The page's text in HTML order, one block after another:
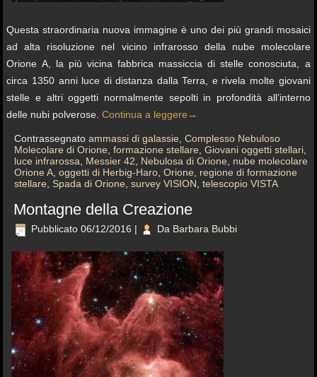
Questa straordinaria nuova immagine è uno dei più grandi mosaici
ad alta risoluzione nel vicino infrarosso della nube molecolare
Orione A, la più vicina fabbrica massiccia di stelle conosciuta, a
circa 1350 anni luce di distanza dalla Terra, e rivela molte giovani
stelle e altri oggetti normalmente sepolti in profondità all’interno
delle nubi polverose.Continua a leggere →
Contrassegnato ammassi di galassie,Complesso Nebuloso
Molecolare di Orione,formazione stellare,Giovani oggetti stellari,
luce infrarossa, Messier 42, Nebulosa di Orione, nube molecolare
Orione A,oggetti di Herbig-Haro,Orione, regione di formazione
stellare, Spada di Orione,survey VISION,telescopio VISTA
Montagne della Creazione
Pubblicato 06/12/2016 | Da Barbara Bubbi